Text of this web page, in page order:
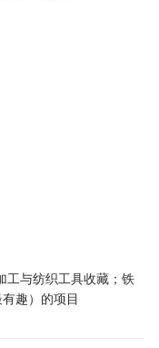
工与纺织工具收藏；铁
趣）的项目